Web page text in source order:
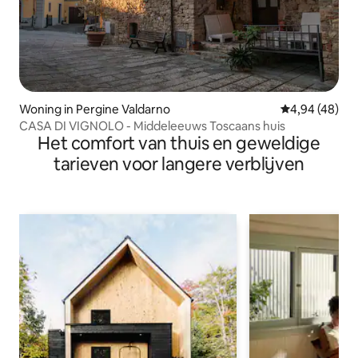
Woning in Pergine Valdarno Gemiddelde
4,94 (48)
CASA DI VIGNOLO - Middeleeuws Toscaans huis
Het comfort van thuis en geweldige
tarieven voor langere verblijven